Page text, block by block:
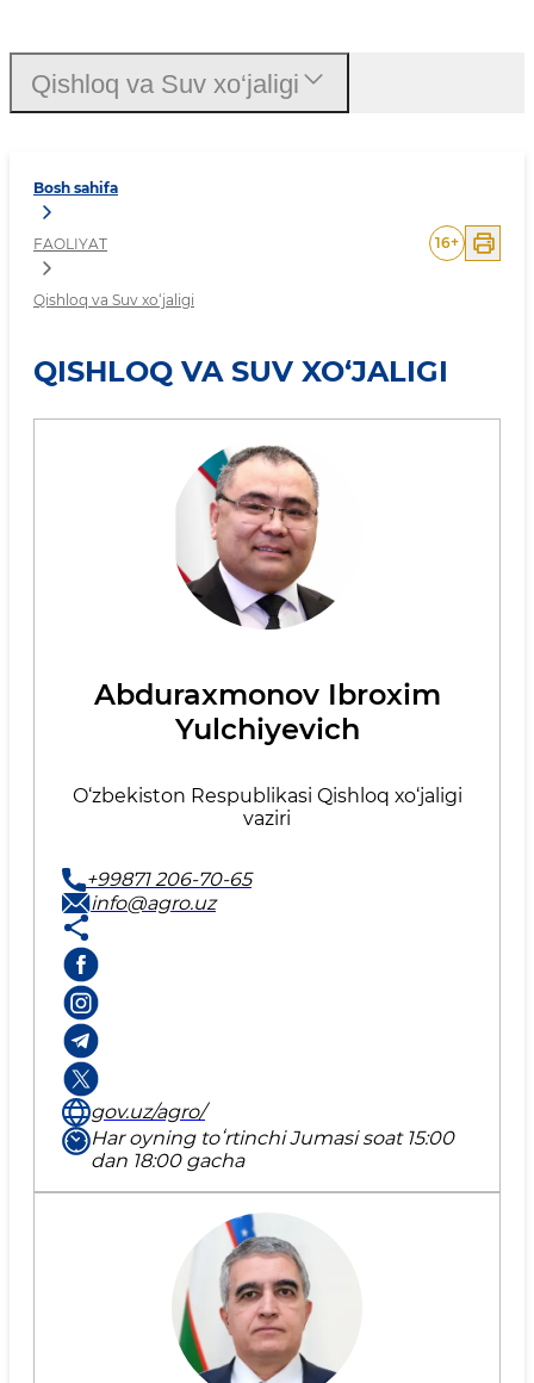
Bosh sahifa
FAOLIYAT
Qishloq va Suv xo‘jaligi
16+
QISHLOQ VA SUV XO‘JALIGI
Abduraxmonov Ibroxim
Yulchiyevich
O‘zbekiston Respublikasi Qishlоq хo‘jаligi
vаziri
+99871 206-70-65
info@agro.uz
gov.uz/agro/
Har oyning toʻrtinchi Jumasi soat 15:00
dan 18:00 gacha
Qishloq va Suv xo‘jaligi